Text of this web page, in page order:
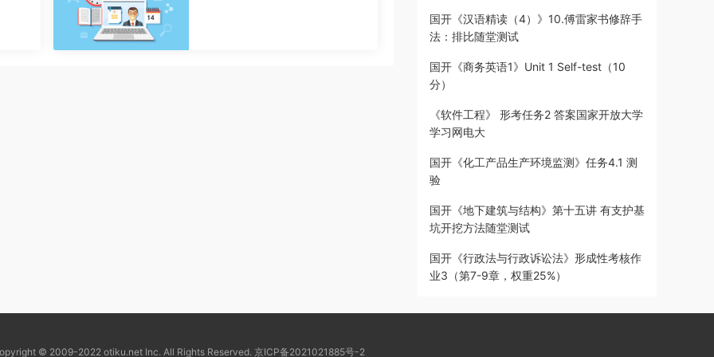
国开《汉语精读（4）》10.傅雷家书修辞手
法：排比随堂测试
国开《商务英语1》Unit 1 Self-test（10
分）
《软件工程》 形考任务2 答案国家开放大学
学习网电大
国开《化工产品生产环境监测》任务4.1 测
验
国开《地下建筑与结构》第十五讲 有支护基
坑开挖方法随堂测试
国开《行政法与行政诉讼法》形成性考核作
业3（第7-9章，权重25%）
© 2009-2022 otiku.net Inc. All Rights Reserved. 京ICP备2021021885号-2